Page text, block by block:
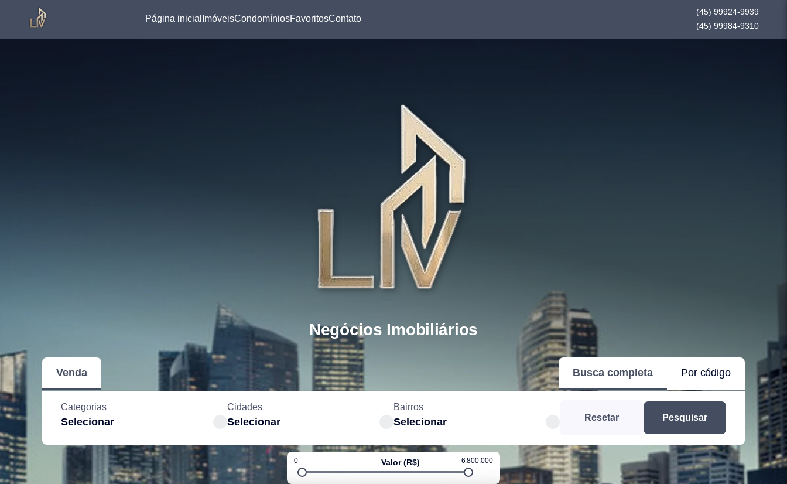
Página inicial ImóveisCondomíniosFavoritosContato
(45) 99924-9939
(45) 99984-9310
Negócios Imobiliários
Venda Busca completa Por código
Categorias
Selecionar
Cidades
Selecionar
Bairros
Selecionar Resetar Pesquisar
0 Valor (R$) 6.800.000